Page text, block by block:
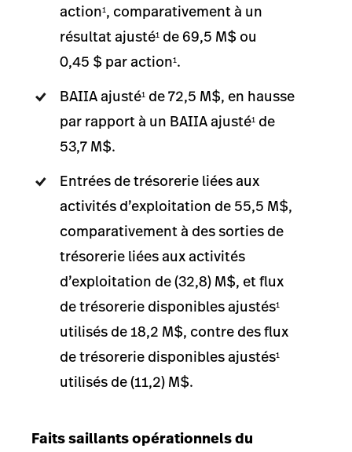
action1, comparativement à un
résultat ajusté1 de 69,5 M$ ou
0,45 $ par action1.
BAIIA ajusté1 de 72,5 M$, en hausse
par rapport à un BAIIA ajusté1 de
53,7 M$.
Entrées de trésorerie liées aux
activités d’exploitation de 55,5 M$,
comparativement à des sorties de
trésorerie liées aux activités
d’exploitation de (32,8) M$, et flux
de trésorerie disponibles ajustés1
utilisés de 18,2 M$, contre des flux
de trésorerie disponibles ajustés1
utilisés de (11,2) M$.
Faits saillants opérationnels du